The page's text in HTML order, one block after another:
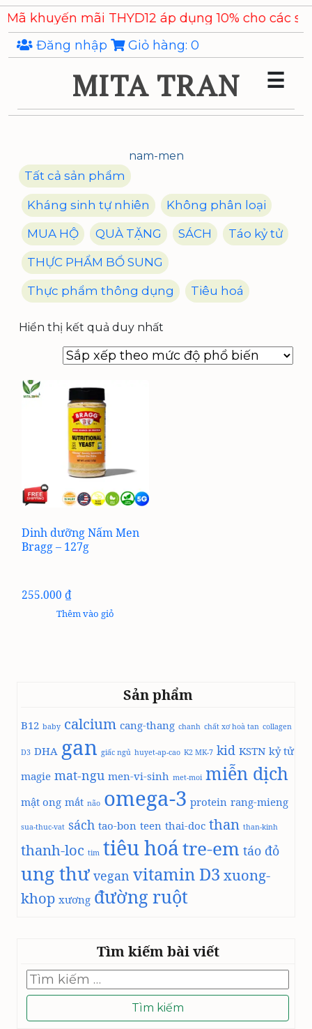
Skip
to
the
content
mãi THYD12 áp dụng 10% cho các sản phẩm
Đăng nhập
Giỏ hàng: 0
MITA TRAN ☰
nam-men
Tất cả sản phẩm
Kháng sinh tự nhiên Không phân loại
MUA HỘ QUÀ TẶNG SÁCH Táo kỷ tử
THỰC PHẨM BỔ SUNG
Thực phẩm thông dụng Tiêu hoá
Hiển thị kết quả duy nhất
Dinh dưỡng Nấm Men
Bragg – 127g
255.000 ₫
Thêm vào giỏ
Sản phẩm
B12 baby calcium cang-thang chanh chất xơ hoà tan collagen
D3 DHA gan giấc ngủ huyet-ap-cao K2 MK-7 kid KSTN kỷ tử
magie mat-ngu men-vi-sinh met-moi miễn dịch
mật ong mắt não omega-3 protein rang-mieng
sua-thuc-vat sách tao-bon teen thai-doc than than-kinh
thanh-loc tim tiêu hoátre-em táo đỏ
ung thư vegan vitamin D3 xuong-
khop xương đường ruột
Tìm kiếm bài viết
Tìm
kiếm
cho: